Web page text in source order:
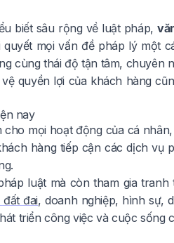
biết sâu rộng về luật pháp,
mọi vấn đề pháp lý một
cùng thái độ tận tâm, chuyên
quyền lợi của khách hàng
nay
mọi hoạt động của cá
hàng tiếp cận các dịch vụ
luật mà còn tham gia tranh
đai, doanh nghiệp, hình sự,
triển công việc và cuộc sống